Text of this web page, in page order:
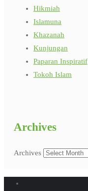
Hikmiah
Islamuna
Khazanah
Kunjungan
Paparan Inspiratif
Tokoh Islam
Archives
Archives